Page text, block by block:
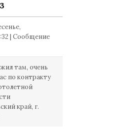
| Сообщение
там, очень
по контракту
край, г.